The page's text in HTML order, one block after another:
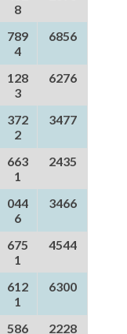
8
789
4
6856
128
3
6276
372
2
3477
663
1
2435
044
6
3466
675
1
4544
612
1
6300
586
2228